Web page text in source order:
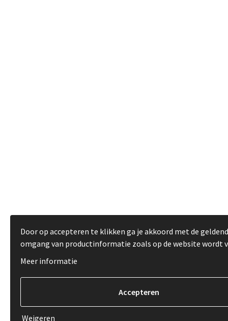
Door op accepteren te klikken ga je akkoord met de
omgang van productinformatie zoals op de website wordt
Meer informatie
Weigeren